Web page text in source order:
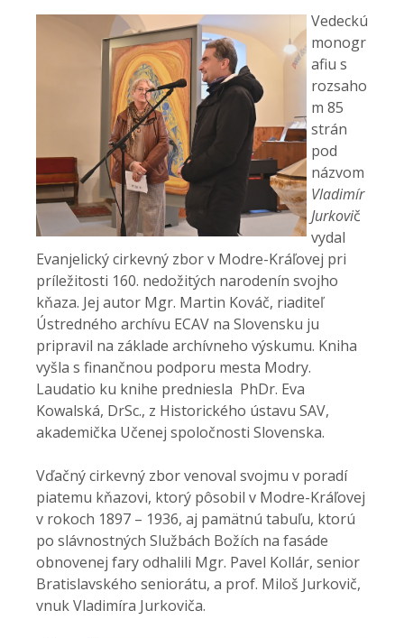
Vedeckú
monogr
afiu s
rozsaho
m 85
strán
pod
názvom
Vladimír
Jurkovič
vydal
Evanjelický cirkevný zbor v Modre-Kráľovej pri
príležitosti 160. nedožitých narodenín svojho
kňaza. Jej autor Mgr. Martin Kováč, riaditeľ
Ústredného archívu ECAV na Slovensku ju
pripravil na základe archívneho výskumu. Kniha
vyšla s finančnou podporu mesta Modry.
Laudatio ku knihe predniesla PhDr. Eva
Kowalská, DrSc., z Historického ústavu SAV,
akademička Učenej spoločnosti Slovenska.
Vďačný cirkevný zbor venoval svojmu v poradí
piatemu kňazovi, ktorý pôsobil v Modre-Kráľovej
v rokoch 1897 – 1936, aj pamätnú tabuľu, ktorú
po slávnostných Službách Božích na fasáde
obnovenej fary odhalili Mgr. Pavel Kollár, senior
Bratislavského seniorátu, a prof. Miloš Jurkovič,
vnuk Vladimíra Jurkoviča.